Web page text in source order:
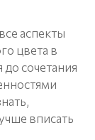
аспекты
цвета в
сочетания
вписать